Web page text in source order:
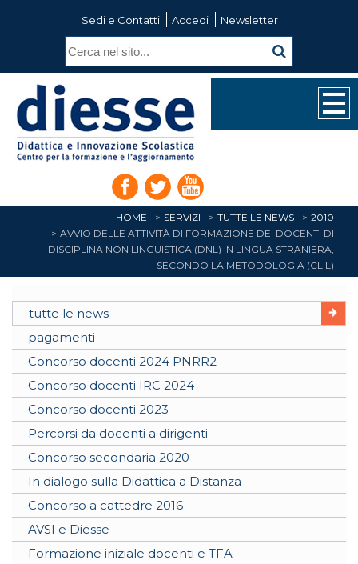
Sedi e Contatti Accedi Newsletter
HOME SERVIZI TUTTE LE NEWS
2010
AVVIO DELLE ATTIVITÀ DI FORMAZIONE DEI DOCENTI DI
DISCIPLINA NON LINGUISTICA (DNL) IN LINGUA STRANIERA,
SECONDO LA METODOLOGIA (CLIL)
tutte le news
pagamenti
Concorso docenti 2024 PNRR2
Concorso docenti IRC 2024
Concorso docenti 2023
Percorsi da docenti a dirigenti
Concorso secondaria 2020
In dialogo sulla Didattica a Distanza
Concorso a cattedre 2016
AVSI e Diesse
Formazione iniziale docenti e TFA